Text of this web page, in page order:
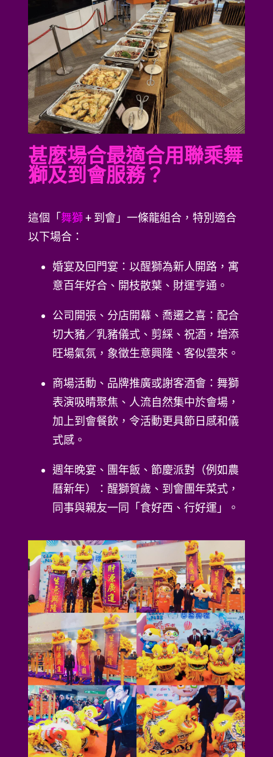
甚麼場合最適合用聯乘舞
獅及到會服務？
這個「 舞獅 + 到會」一條龍組合，特別適合
以下場合：
婚宴及回門宴：以醒獅為新人開路，寓
意百年好合、開枝散葉、財運亨通。
公司開張、分店開幕、喬遷之喜：配合
切大豬／乳豬儀式、剪綵、祝酒，增添
旺場氣氛，象徵生意興隆、客似雲來。
商場活動、品牌推廣或謝客酒會：舞獅
表演吸睛聚焦、人流自然集中於會場，
加上到會餐飲，令活動更具節日感和儀
式感。
週年晚宴、團年飯、節慶派對（例如農
曆新年）：醒獅賀歲、到會團年菜式，
同事與親友一同「食好西、行好運」。